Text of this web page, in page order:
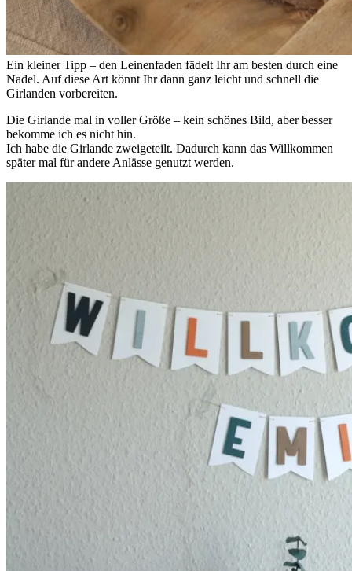
Ein kleiner Tipp – den Leinenfaden fädelt Ihr am besten durch eine
Nadel. Auf diese Art könnt Ihr dann ganz leicht und schnell die
Girlanden vorbereiten.
Die Girlande mal in voller Größe – kein schönes Bild, aber besser
bekomme ich es nicht hin.
Ich habe die Girlande zweigeteilt. Dadurch kann das Willkommen
später mal für andere Anlässe genutzt werden.